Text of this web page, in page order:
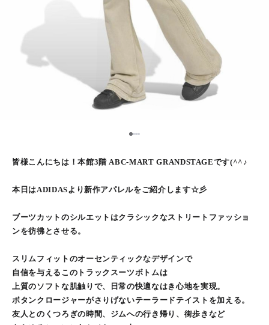
123
皆様こんにちは！本館3階 ABC-MART GRANDSTAGEです(^^♪
本日はADIDASより新作アパレルをご紹介します☆彡
ブーツカットのシルエットはクラシックなストリートファッショ
ンを彷彿とさせる。
スリムフィットのオーセンティックなデザインで
自信を与えるこのトラックスーツボトムは
上質のソフトな肌触りで、日常の快適なはき心地を実現。
ボタンクロージャーがさりげないテーラードテイストを加える。
友人とのくつろぎの時間、ジムへの行き帰り、街歩きなど